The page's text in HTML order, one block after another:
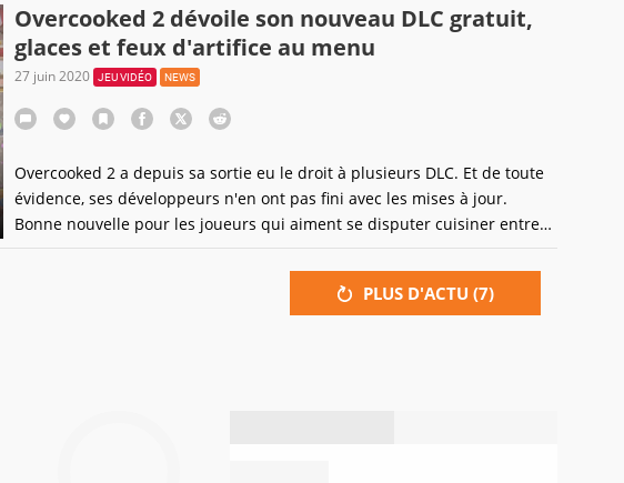
Overcooked 2 dévoile son nouveau DLC gratuit,
glaces et feux d'artifice au menu
27 juin 2020 JEU VIDÉO NEWS
Overcooked 2 a depuis sa sortie eu le droit à plusieurs DLC. Et de toute
évidence, ses développeurs n'en ont pas fini avec les mises à jour.
Bonne nouvelle pour les joueurs qui aiment se disputer cuisiner entre
amis, ce contenu additionnel sera proposé gratuitement.
PLUS D'ACTU (7)